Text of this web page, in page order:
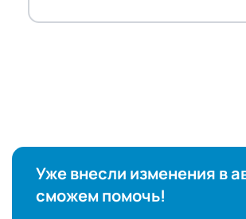
Уже внесли изменения в
сможем помочь!